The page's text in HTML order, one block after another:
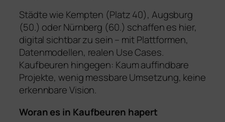
Städte wie Kempten (Platz 40), Augsburg
(50.) oder Nürnberg (60.) schaffen es hier,
digital sichtbar zu sein – mit Plattformen,
Datenmodellen, realen Use Cases.
Kaufbeuren hingegen: Kaum auffindbare
Projekte, wenig messbare Umsetzung, keine
erkennbare Vision.
Woran es in Kaufbeuren hapert